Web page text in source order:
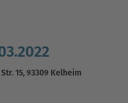
15, 93309 Kelheim